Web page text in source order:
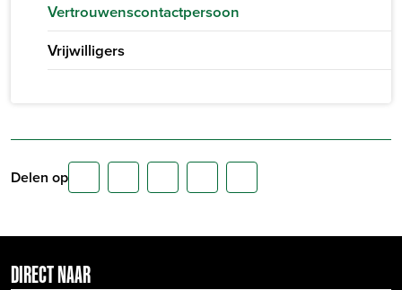
Vertrouwenscontactpersoon
Vrijwilligers
Delen op
DIRECT NAAR